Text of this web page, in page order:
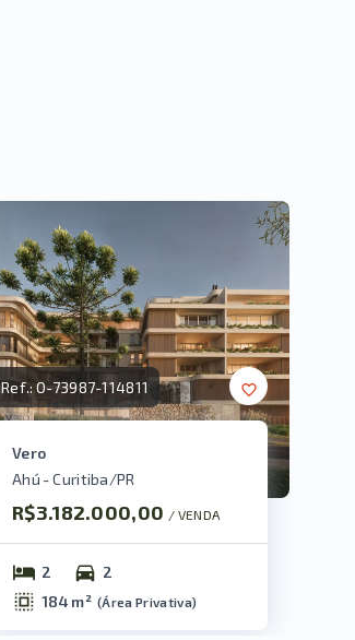
Ref.:O-73987-114811
Vero
Ahú - Curitiba/PR
R$3.182.000,00 / VENDA
2
2
184 m² (Área Privativa)